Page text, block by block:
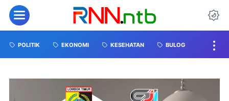
POLITIK EKONOMI KESEHATAN BULOG